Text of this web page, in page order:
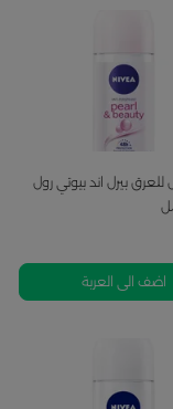
للعرق بيرل اند بيوتي رول
اضف الى العربة